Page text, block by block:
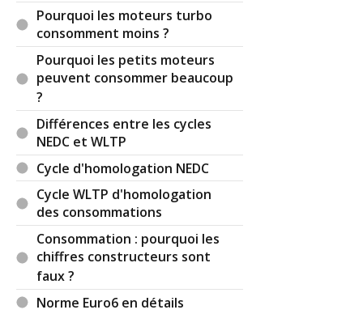
Pourquoi les moteurs turbo
consomment moins ?
Pourquoi les petits moteurs
peuvent consommer beaucoup
?
Différences entre les cycles
NEDC et WLTP
Cycle d'homologation NEDC
Cycle WLTP d'homologation
des consommations
Consommation : pourquoi les
chiffres constructeurs sont
faux ?
Norme Euro6 en détails